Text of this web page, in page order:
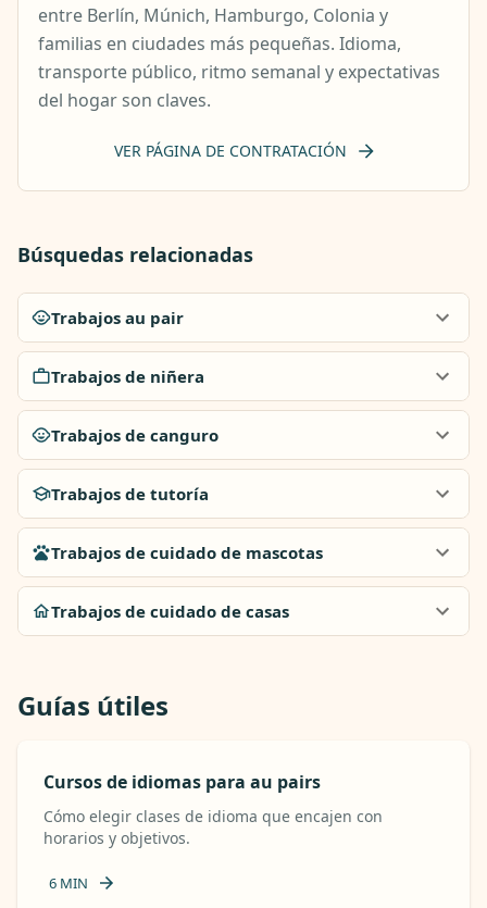
entre Berlín, Múnich, Hamburgo, Colonia y
familias en ciudades más pequeñas. Idioma,
transporte público, ritmo semanal y expectativas
del hogar son claves.
VER PÁGINA DE CONTRATACIÓN
Búsquedas relacionadas
Trabajos au pair
Trabajos de niñera
Trabajos de canguro
Trabajos de tutoría
Trabajos de cuidado de mascotas
Trabajos de cuidado de casas
Guías útiles
Cursos de idiomas para au pairs
Cómo elegir clases de idioma que encajen con
horarios y objetivos.
6 MIN